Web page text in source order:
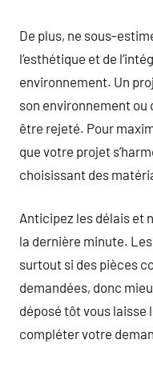
De plus, ne sous-
l’esthétique et de
environnement. Un
son environnement ou
être rejeté. Pour
que votre projet
choisissant des
Anticipez les délais et
la dernière minute.
surtout si des pièces
demandées, donc
déposé tôt vous laisse
compléter votre